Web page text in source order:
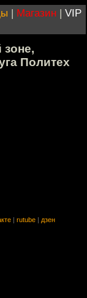
| Магазин | VIP
Политех
rutube дзен